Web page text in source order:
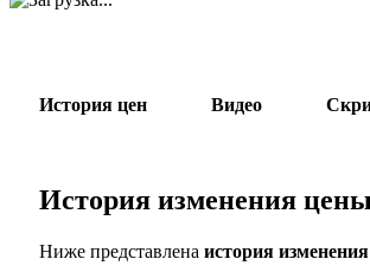
История цен Видео
История изменения цены
Ниже представлена история